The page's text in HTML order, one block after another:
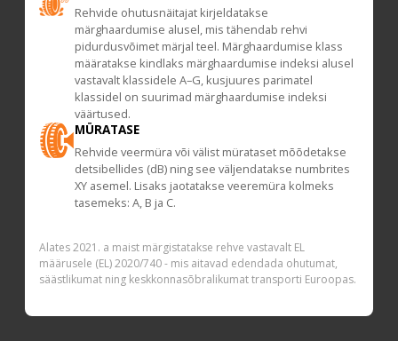
Rehvide ohutusnäitajat kirjeldatakse
märghaardumise alusel, mis tähendab rehvi
pidurdusvõimet märjal teel. Märghaardumise klass
määratakse kindlaks märghaardumise indeksi alusel
vastavalt klassidele A–G, kusjuures parimatel
klassidel on suurimad märghaardumise indeksi
väärtused.
MÜRATASE
Rehvide veermüra või välist mürataset mõõdetakse
detsibellides (dB) ning see väljendatakse numbrites
XY asemel. Lisaks jaotatakse veeremüra kolmeks
tasemeks: A, B ja C.
Alates 2021. a maist märgistatakse rehve vastavalt EL
määrusele (EL) 2020/740 - mis aitavad edendada ohutumat,
säästlikumat ning keskkonnasõbralikumat transporti Euroopas.